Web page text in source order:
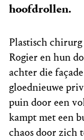
hoofdrollen.
Plastisch
Rogier en hun
achter die
gloednieuwe
puin door een
kampt met een
chaos door zich